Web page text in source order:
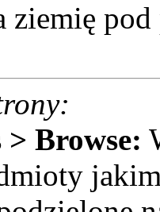
ziemię pod
Browse: